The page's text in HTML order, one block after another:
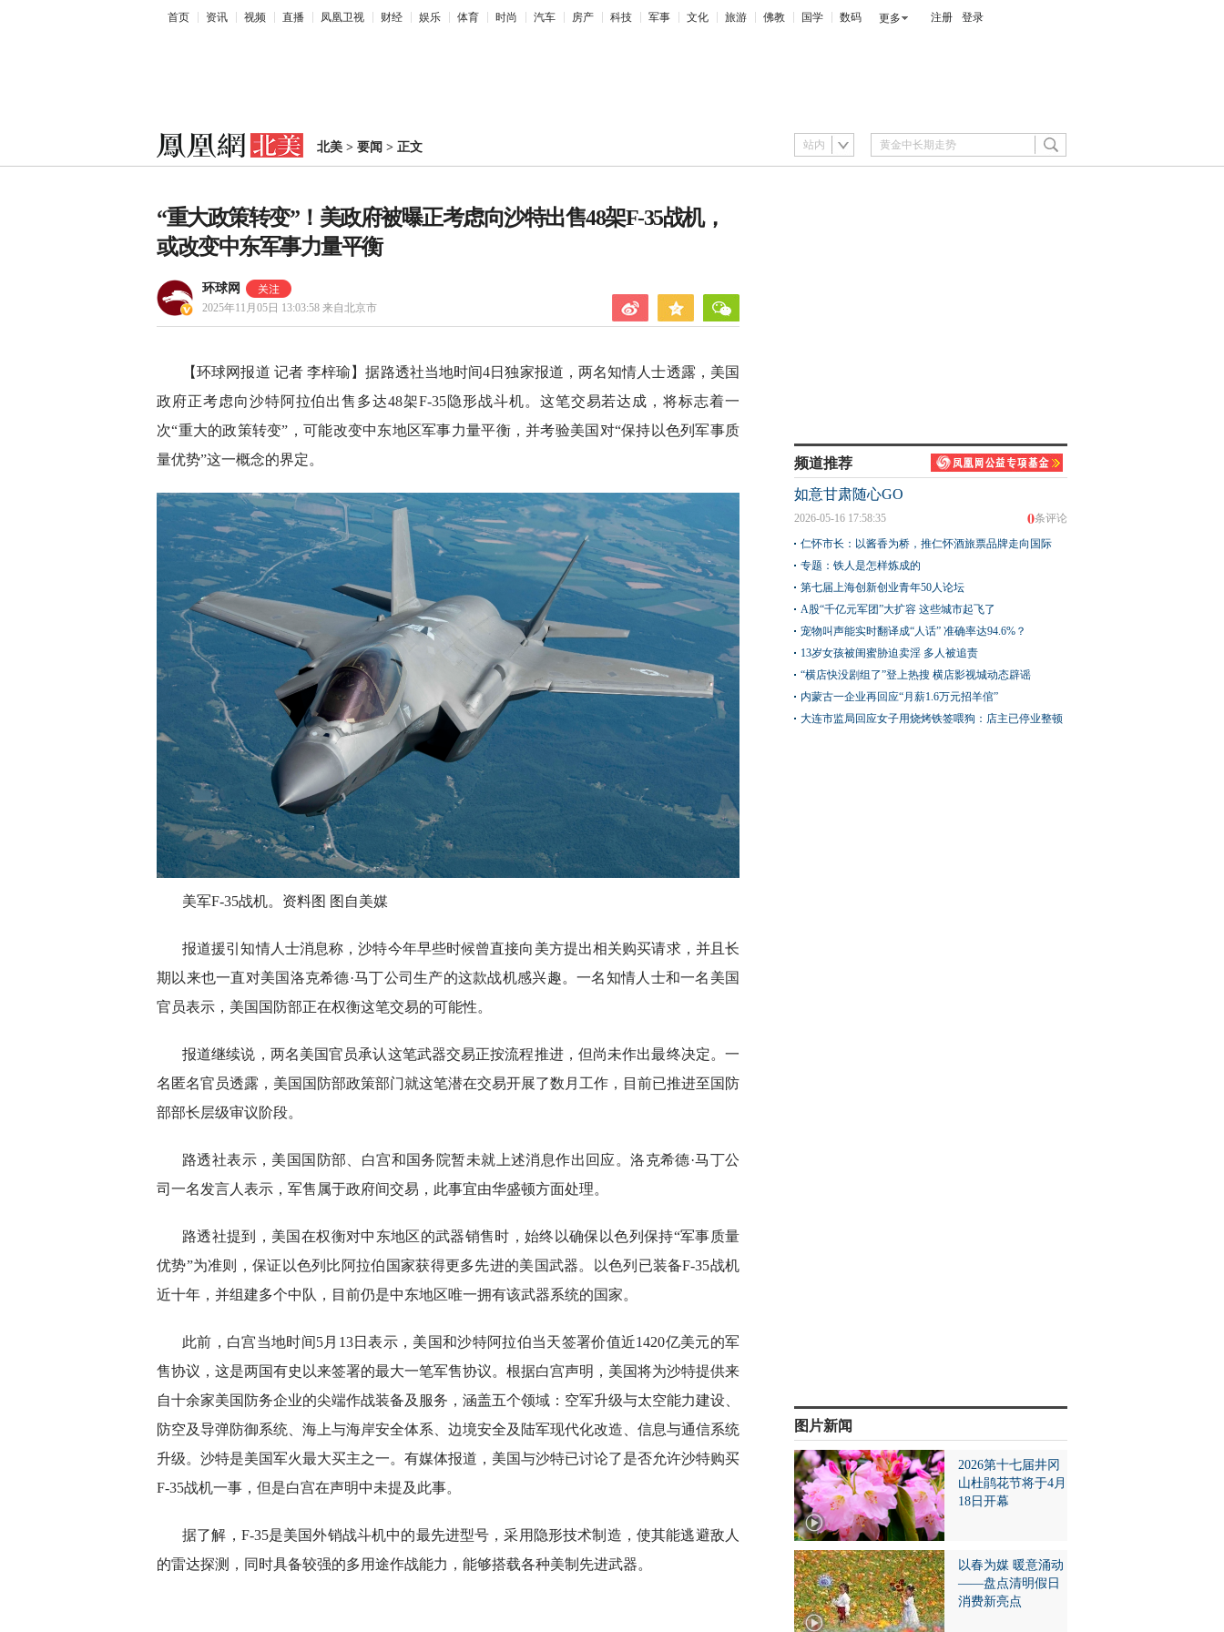
首页 资讯 视频 直播 凤凰卫视 财经 娱乐 体育 时尚 汽车 房产 科技 军事 文化 旅游 佛教 国学 数码 更多 注册 登录
北美 > 要闻 > 正文 站内
“重大政策转变”！美政府被曝正考虑向沙特出售48架F-35战机，
或改变中东军事力量平衡
环球网
2025年11月05日 13:03:58 来自北京市
【环球网报道 记者 李梓瑜】据路透社当地时间4日独家报道，两名知情人士透露，美国
政府正考虑向沙特阿拉伯出售多达48架F-35隐形战斗机。这笔交易若达成，将标志着一
次“重大的政策转变”，可能改变中东地区军事力量平衡，并考验美国对“保持以色列军事质
量优势”这一概念的界定。
美军F-35战机。资料图 图自美媒
报道援引知情人士消息称，沙特今年早些时候曾直接向美方提出相关购买请求，并且长
期以来也一直对美国洛克希德·马丁公司生产的这款战机感兴趣。一名知情人士和一名美国
官员表示，美国国防部正在权衡这笔交易的可能性。
报道继续说，两名美国官员承认这笔武器交易正按流程推进，但尚未作出最终决定。一
名匿名官员透露，美国国防部政策部门就这笔潜在交易开展了数月工作，目前已推进至国防
部部长层级审议阶段。
路透社表示，美国国防部、白宫和国务院暂未就上述消息作出回应。洛克希德·马丁公
司一名发言人表示，军售属于政府间交易，此事宜由华盛顿方面处理。
路透社提到，美国在权衡对中东地区的武器销售时，始终以确保以色列保持“军事质量
优势”为准则，保证以色列比阿拉伯国家获得更多先进的美国武器。以色列已装备F-35战机
近十年，并组建多个中队，目前仍是中东地区唯一拥有该武器系统的国家。
此前，白宫当地时间5月13日表示，美国和沙特阿拉伯当天签署价值近1420亿美元的军
售协议，这是两国有史以来签署的最大一笔军售协议。根据白宫声明，美国将为沙特提供来
自十余家美国防务企业的尖端作战装备及服务，涵盖五个领域：空军升级与太空能力建设、
防空及导弹防御系统、海上与海岸安全体系、边境安全及陆军现代化改造、信息与通信系统
升级。沙特是美国军火最大买主之一。有媒体报道，美国与沙特已讨论了是否允许沙特购买
F-35战机一事，但是白宫在声明中未提及此事。
据了解，F-35是美国外销战斗机中的最先进型号，采用隐形技术制造，使其能逃避敌人
的雷达探测，同时具备较强的多用途作战能力，能够搭载各种美制先进武器。
频道推荐
如意甘肃随心GO
0条评论
2026-05-16 17:58:35
仁怀市长：以酱香为桥，推仁怀酒旅票品牌走向国际
专题：铁人是怎样炼成的
第七届上海创新创业青年50人论坛
A股“千亿元军团”大扩容 这些城市起飞了
宠物叫声能实时翻译成“人话” 准确率达94.6%？
13岁女孩被闺蜜胁迫卖淫 多人被追责
“横店快没剧组了”登上热搜 横店影视城动态辟谣
内蒙古一企业再回应“月薪1.6万元招羊倌”
大连市监局回应女子用烧烤铁签喂狗：店主已停业整顿
图片新闻
2026第十七届井冈
山杜鹃花节将于4月
18日开幕
以春为媒 暖意涌动
——盘点清明假日
消费新亮点